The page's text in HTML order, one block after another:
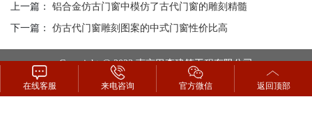
上一篇： 铝合金仿古门窗中模仿了古代门窗的雕刻精髓
下一篇： 仿古代门窗雕刻图案的中式门窗性价比高
在线客服 来电咨询 官方微信 返回顶部
Copyright @ 2023 南京巴森建筑工程有限公司
Keywords：中式门窗 仿古门窗 仿古铝合金门窗
免费咨询：400-825-8909 / 手机：13770924039